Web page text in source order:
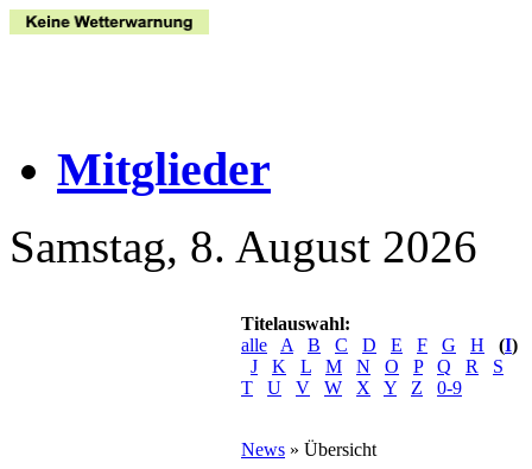
Mitglieder
Samstag, 8. August 2026
Titelauswahl:
alle
A B C D E F G H (I)
J
K L M N O P Q R
S
T
U V W X Y Z 0-9
News » Übersicht